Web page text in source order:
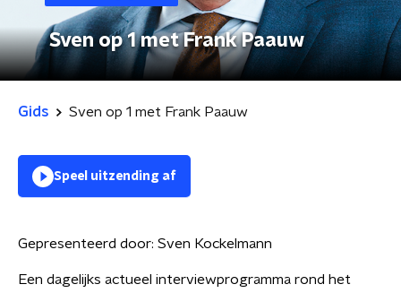
Sven op 1 met Frank Paauw
Gids Sven op 1 met Frank Paauw
Speel uitzending af
Gepresenteerd door: Sven Kockelmann
Een dagelijks actueel interviewprogramma rond het